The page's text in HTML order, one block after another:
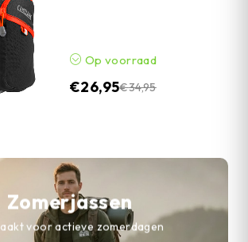
Op voorraad
€34,95
€26,95
Zomerjassen
voor actieve zomerdagen